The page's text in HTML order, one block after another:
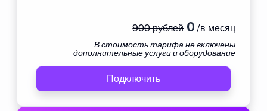
900 рублей0 /в месяц
В стоимость тарифа не включены
дополнительные услуги и оборудование
Подключить